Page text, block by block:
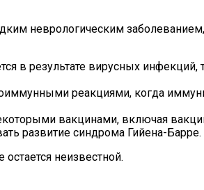
неврологическим
в результате вирусных
реакциями, когда
вакцинами, включая
развитие синдрома Гийена-Барре.
неизвестной.